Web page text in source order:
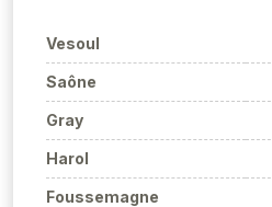
Vesoul
Saône
Gray
Harol
Foussemagne